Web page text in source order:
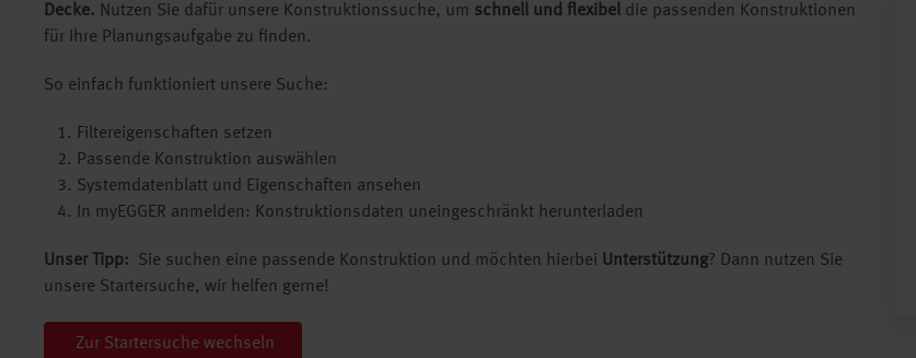
Decke. Nutzen Sie dafür unsere Konstruktionssuche, um schnell und flexibel die passenden Konstruktionen
für Ihre Planungsaufgabe zu finden.
So einfach funktioniert unsere Suche:
Filtereigenschaften setzen
Passende Konstruktion auswählen
Systemdatenblatt und Eigenschaften ansehen
In myEGGER anmelden: Konstruktionsdaten uneingeschränkt herunterladen
Unser Tipp: Sie suchen eine passende Konstruktion und möchten hierbei Unterstützung? Dann nutzen Sie
unsere Startersuche, wir helfen gerne!
Zur Startersuche wechseln